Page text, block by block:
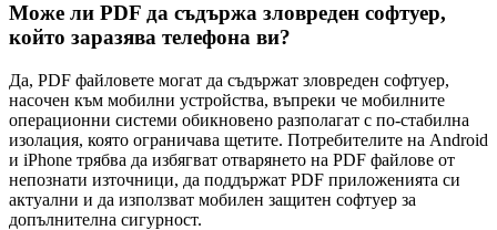
Може ли PDF да съдържа зловреден софтуер,
който заразява телефона ви?
Да, PDF файловете могат да съдържат зловреден софтуер,
насочен към мобилни устройства, въпреки че мобилните
операционни системи обикновено разполагат с по-стабилна
изолация, която ограничава щетите. Потребителите на Android
и iPhone трябва да избягват отварянето на PDF файлове от
непознати източници, да поддържат PDF приложенията си
актуални и да използват мобилен защитен софтуер за
допълнителна сигурност.